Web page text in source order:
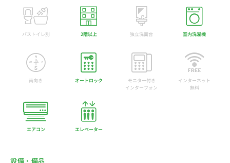
バストイレ別 2階以上 独立洗面台 室内洗濯機
南向き オートロック
モニター付き
インターフォン
インターネット
無料
エアコン エレベーター
設備・備品